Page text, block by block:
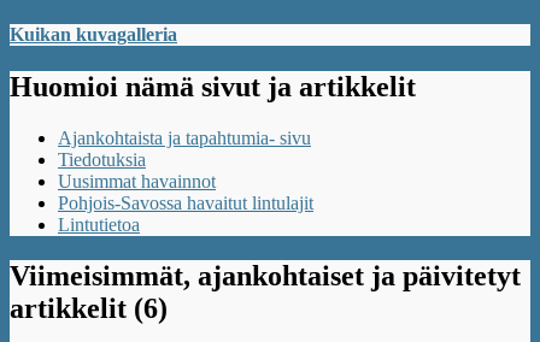
Kuikan kuvagalleria
Huomioi nämä sivut ja artikkelit
Ajankohtaista ja tapahtumia- sivu
Tiedotuksia
Uusimmat havainnot
Pohjois-Savossa havaitut lintulajit
Lintutietoa
Viimeisimmät, ajankohtaiset ja päivitetyt
artikkelit (6)